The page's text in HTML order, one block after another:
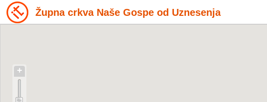
Župna crkva Naše Gospe od Uznesenja
+